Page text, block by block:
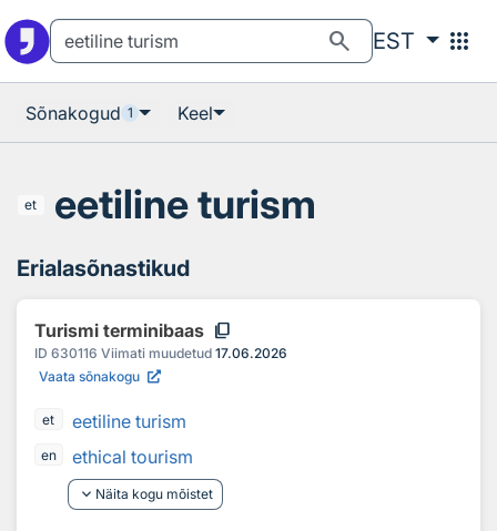
search EST apps
Sõnakogud 1 Keel
et eetiline turism
Erialasõnastikud
Turismi terminibaas content_copy
ID 630116 Viimati muudetud 17.06.2026
Vaata sõnakogu
et eetiline turism
en
ethical tourism
keyboard_arrow_down Näita kogu mõistet